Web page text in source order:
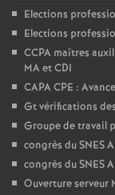
Elections
Elections
CCPA maîtres
MA et CDI
CAPA CPE :
Gt vérifications
Groupe de travail
congrès du SNES
congrès du SNES
Ouverture serveur